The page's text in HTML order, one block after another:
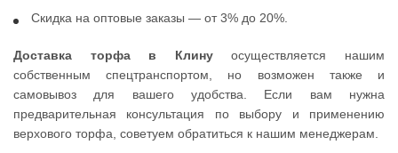
Скидка на оптовые заказы — от 3% до 20%.
Доставка торфа в Клинуосуществляется нашим
собственным спецтранспортом, но возможен также и
самовывоз для вашего удобства. Если вам нужна
предварительная консультация по выбору и применению
верхового торфа, советуем обратиться к нашим менеджерам.